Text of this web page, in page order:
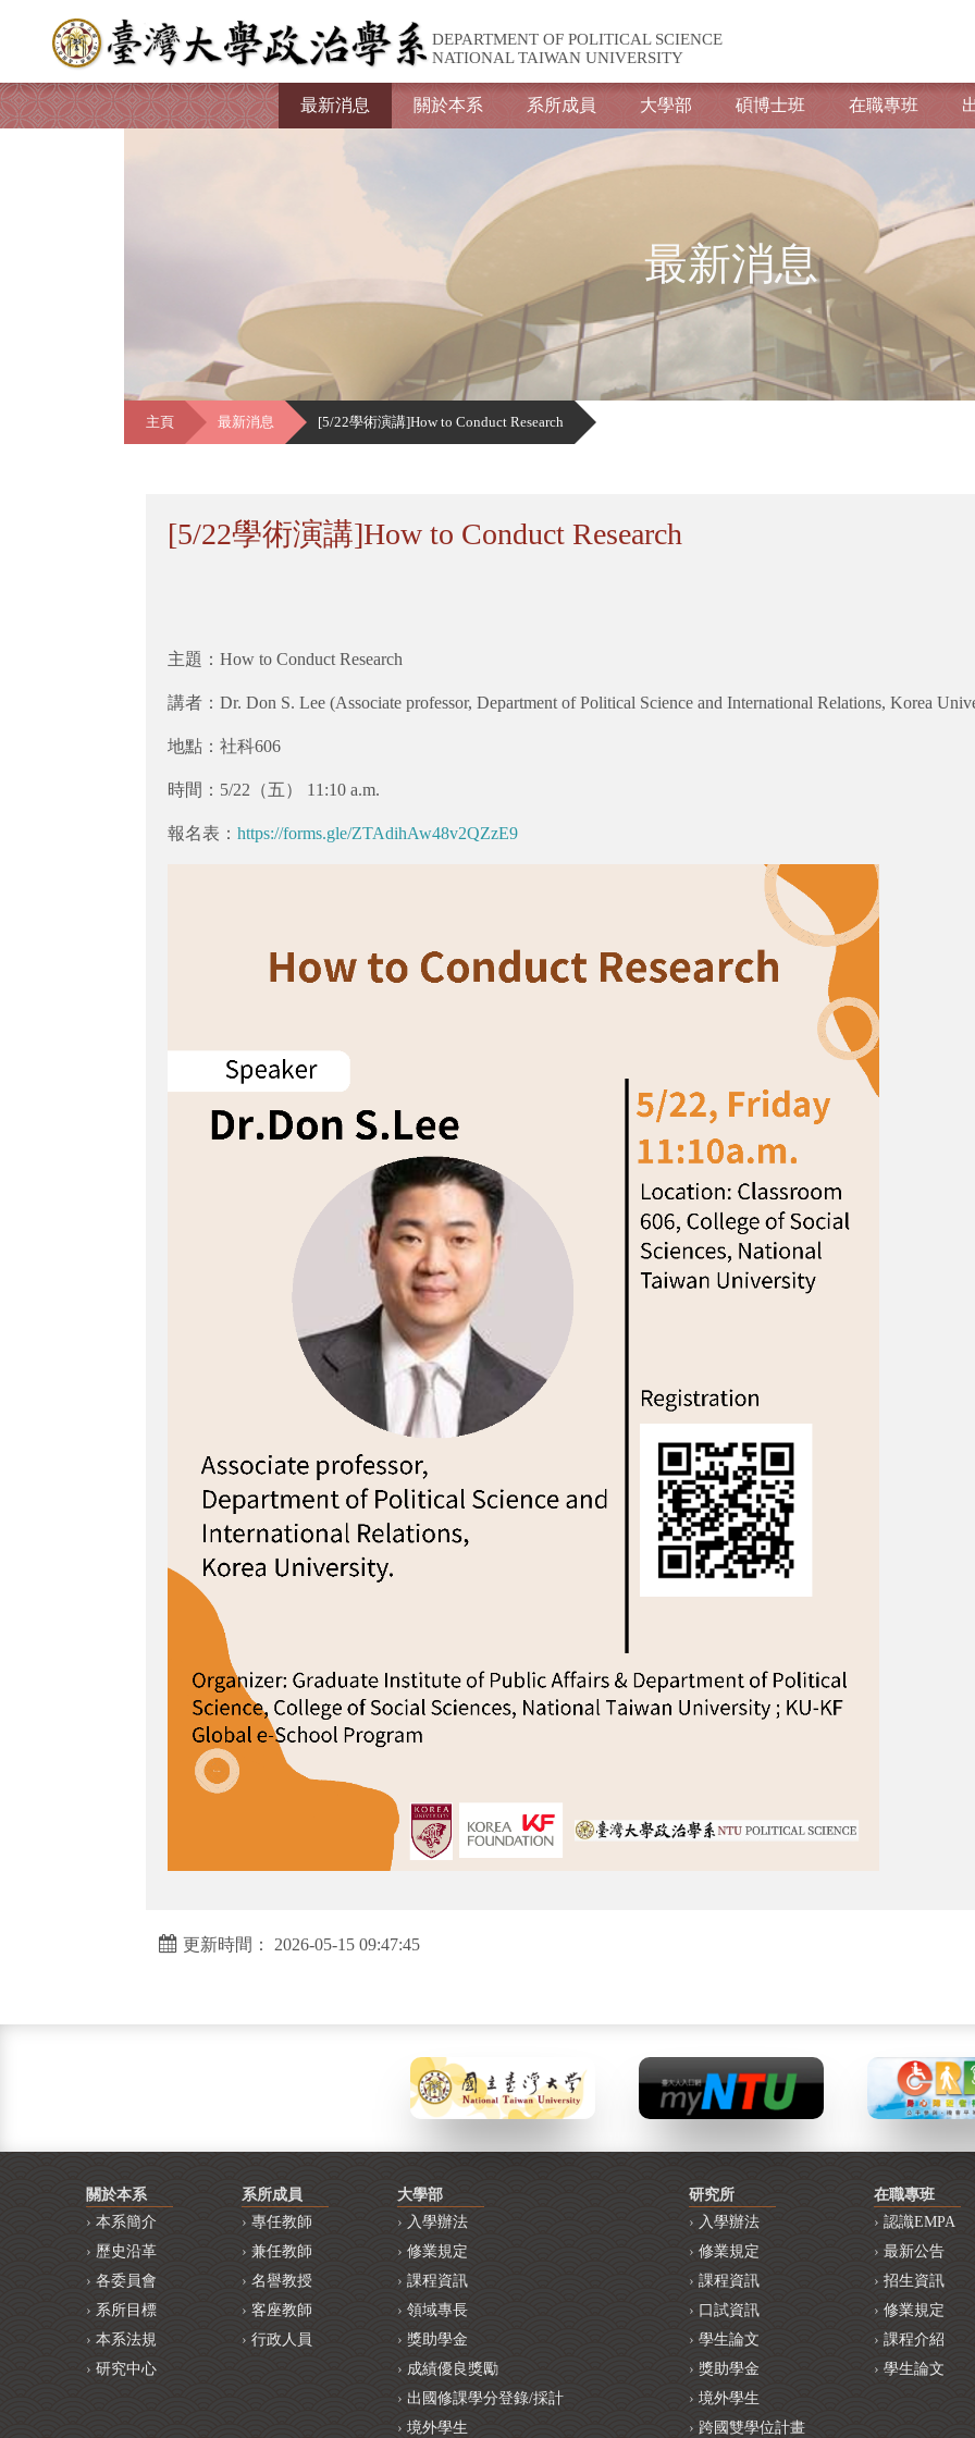
DEPARTMENT OF POLITICAL SCIENCE
NATIONAL TAIWAN UNIVERSITY
最新消息 關於本系 系所成員 大學部 碩博士班 在職專班
最新消息
主頁 最新消息 [5/22學術演講]How to Conduct Research
[5/22學術演講]How to Conduct Research
主題：How to Conduct Research
講者：Dr. Don S. Lee (Associate professor, Department of Political Science and International Relations, Korea
地點：社科606
時間：5/22（五） 11:10 a.m.
報名表： https://forms.gle/ZTAdihAw48v2QZzE9
更新時間： 2026-05-15 09:47:45
關於本系
本系簡介
歷史沿革
各委員會
系所目標
本系法規
研究中心
系所成員
專任教師
兼任教師
名譽教授
客座教師
行政人員
大學部
入學辦法
修業規定
課程資訊
領域專長
獎助學金
成績優良獎勵
出國修課學分登錄/採計
境外學生
研究所
入學辦法
修業規定
課程資訊
口試資訊
學生論文
獎助學金
境外學生
跨國雙學位計畫
在職專班
認識EMPA
最新公告
招生資訊
修業規定
課程介紹
學生論文